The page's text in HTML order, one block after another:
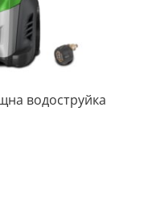
водоструйка